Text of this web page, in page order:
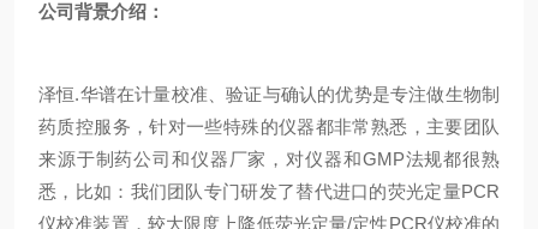
公司背景介绍：
泽恒.华谱在计量校准、验证与确认的优势是专注做生物制
药质控服务，针对一些特殊的仪器都非常熟悉，主要团队
来源于制药公司和仪器厂家，对仪器和GMP法规都很熟
悉，比如：我们团队专门研发了替代进口的荧光定量PCR
仪校准装置，较大限度上降低荧光定量/定性PCR仪校准的